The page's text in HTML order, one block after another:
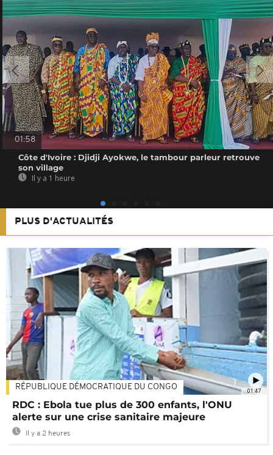
01:58
Côte d'Ivoire : Djidji Ayokwe, le tambour parleur retrouve
son village
Il y a 1 heure
PLUS D'ACTUALITÉS
01:47
RÉPUBLIQUE DÉMOCRATIQUE DU CONGO
RDC : Ebola tue plus de 300 enfants, l'ONU
alerte sur une crise sanitaire majeure
Il y a 2 heures